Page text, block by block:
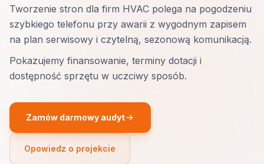
Tworzenie stron dla firm HVAC polega na pogodzeniu
szybkiego telefonu przy awarii z wygodnym zapisem
na plan serwisowy i czytelną, sezonową komunikacją.
Pokazujemy finansowanie, terminy dotacji i
dostępność sprzętu w uczciwy sposób.
Zamów darmowy audyt
Opowiedz o projekcie